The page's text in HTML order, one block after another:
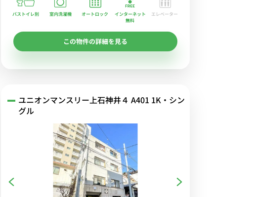
バストイレ別 室内洗濯機 オートロック
インターネット
無料
エレベーター
この物件の詳細を見る
ユニオンマンスリー上石神井４ A401 1K・シン
グル